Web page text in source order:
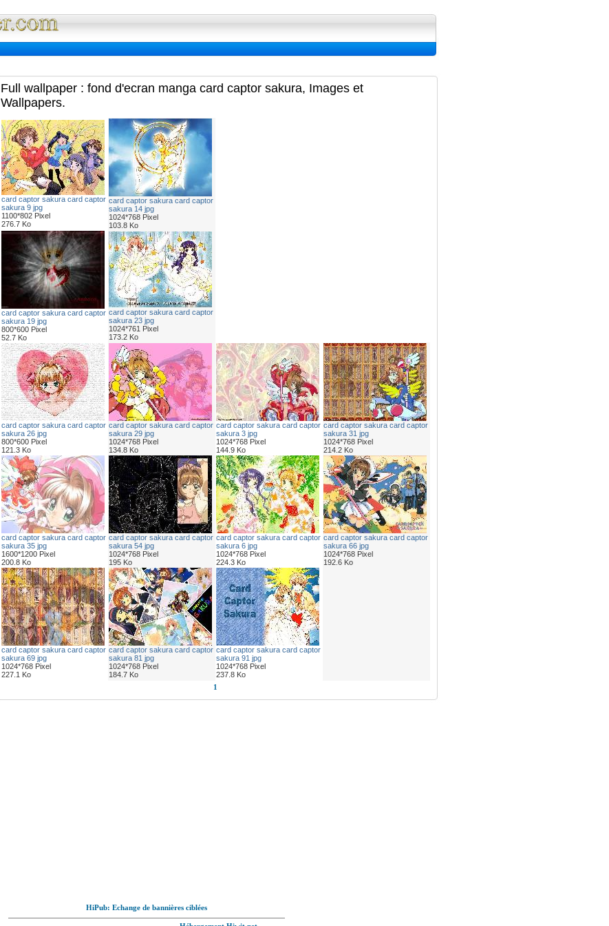
Full wallpaper : fond d'ecran manga card captor sakura, Images et
Wallpapers.
card captor sakura card captor
sakura 9 jpg
1100*802 Pixel
276.7 Ko
card captor sakura card captor
sakura 14 jpg
1024*768 Pixel
103.8 Ko
card captor sakura card captor
sakura 19 jpg
800*600 Pixel
52.7 Ko
card captor sakura card captor
sakura 23 jpg
1024*761 Pixel
173.2 Ko
card captor sakura card captor
sakura 26 jpg
800*600 Pixel
121.3 Ko
card captor sakura card captor
sakura 29 jpg
1024*768 Pixel
134.8 Ko
card captor sakura card captor
sakura 3 jpg
1024*768 Pixel
144.9 Ko
card captor sakura card captor
sakura 31 jpg
1024*768 Pixel
214.2 Ko
card captor sakura card captor
sakura 35 jpg
1600*1200 Pixel
200.8 Ko
card captor sakura card captor
sakura 54 jpg
1024*768 Pixel
195 Ko
card captor sakura card captor
sakura 6 jpg
1024*768 Pixel
224.3 Ko
card captor sakura card captor
sakura 66 jpg
1024*768 Pixel
192.6 Ko
card captor sakura card captor
sakura 69 jpg
1024*768 Pixel
227.1 Ko
card captor sakura card captor
sakura 81 jpg
1024*768 Pixel
184.7 Ko
card captor sakura card captor
sakura 91 jpg
1024*768 Pixel
237.8 Ko
1
HiPub: Echange de bannières ciblées